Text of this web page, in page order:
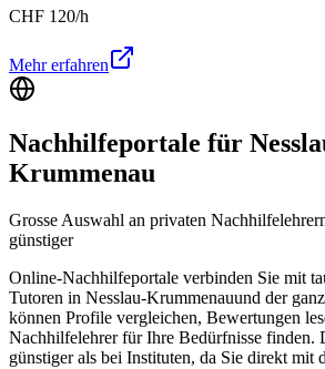
CHF 120/h
Mehr erfahren
Nachhilfeportale für
Krummenau
Grosse Auswahl an privaten
günstiger
Online-Nachhilfeportale verbinden Sie mit
Tutoren in Nesslau-Krummenauund der
können Profile vergleichen, Bewertungen
Nachhilfelehrer für Ihre Bedürfnisse finden.
günstiger als bei Instituten, da Sie direkt mit